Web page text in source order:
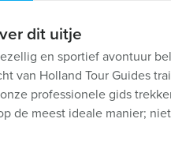
dit uitje
en sportief avontuur
van Holland Tour Guides
professionele gids
de meest ideale manier;